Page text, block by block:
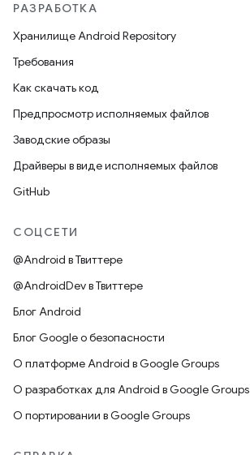
РАЗРАБОТКА
Хранилище Android Repository
Требования
Как скачать код
Предпросмотр исполняемых файлов
Заводские образы
Драйверы в виде исполняемых файлов
GitHub
СОЦСЕТИ
@Android в Твиттере
@AndroidDev в Твиттере
Блог Android
Блог Google о безопасности
О платформе Android в Google Groups
О разработках для Android в Google Groups
О портировании в Google Groups